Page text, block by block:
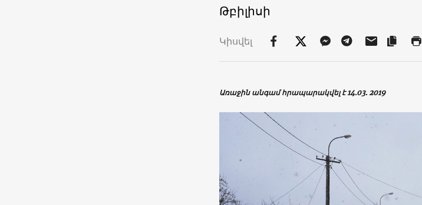
Թբիլիսի
Կիսվել
Առաջին անգամ հրապարակվել է 14.03. 2019